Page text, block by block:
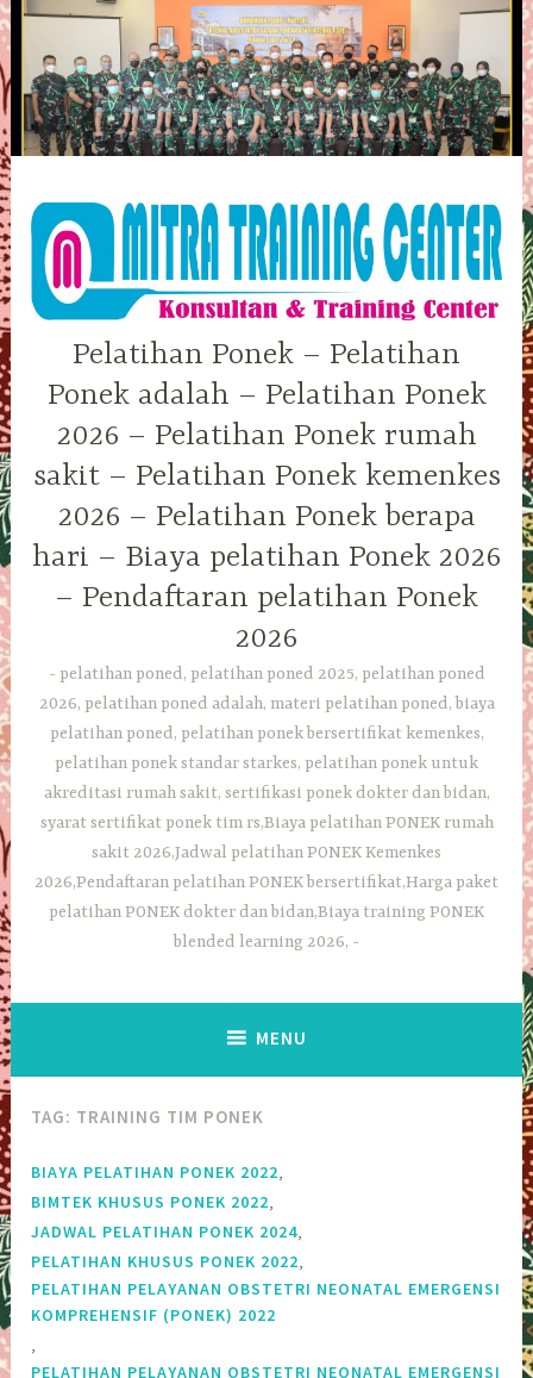
Skip
to
content
Pelatihan Ponek – Pelatihan
Ponek adalah – Pelatihan Ponek
2026 – Pelatihan Ponek rumah
sakit – Pelatihan Ponek kemenkes
2026 – Pelatihan Ponek berapa
hari – Biaya pelatihan Ponek 2026
– Pendaftaran pelatihan Ponek
2026
pelatihan poned, pelatihan poned 2025, pelatihan poned
2026, pelatihan poned adalah, materi pelatihan poned, biaya
pelatihan poned, pelatihan ponek bersertifikat kemenkes,
pelatihan ponek standar starkes, pelatihan ponek untuk
akreditasi rumah sakit, sertifikasi ponek dokter dan bidan,
syarat sertifikat ponek tim rs,Biaya pelatihan PONEK rumah
sakit 2026,Jadwal pelatihan PONEK Kemenkes
2026,Pendaftaran pelatihan PONEK bersertifikat,Harga paket
pelatihan PONEK dokter dan bidan,Biaya training PONEK
blended learning 2026,
MENU
TAG: TRAINING TIM PONEK
BIAYA PELATIHAN PONEK 2022,
BIMTEK KHUSUS PONEK 2022,
JADWAL PELATIHAN PONEK 2024,
PELATIHAN KHUSUS PONEK 2022,
PELATIHAN PELAYANAN OBSTETRI NEONATAL EMERGENSI
KOMPREHENSIF (PONEK) 2022
,
PELATIHAN PELAYANAN OBSTETRI NEONATAL EMERGENSI